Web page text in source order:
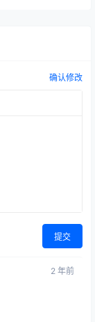
确认修改
提交
2 年前